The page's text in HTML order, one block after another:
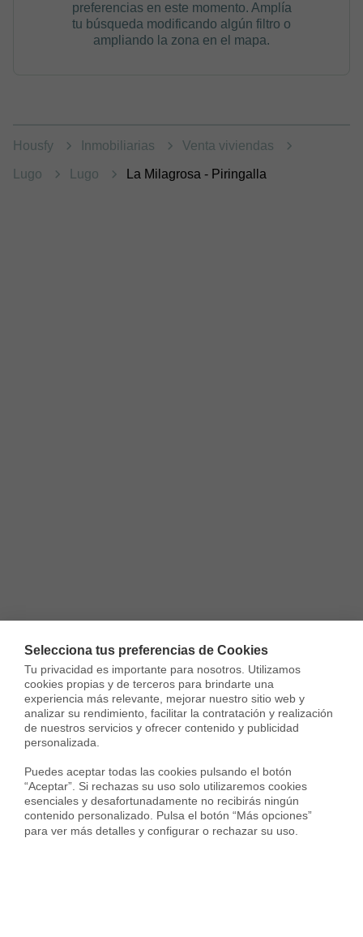
Selecciona tus preferencias de Cookies
Tu privacidad es importante para nosotros. Utilizamos
cookies propias y de terceros para brindarte una
experiencia más relevante, mejorar nuestro sitio web y
analizar su rendimiento, facilitar la contratación y realización
de nuestros servicios y ofrecer contenido y publicidad
personalizada.
Puedes aceptar todas las cookies pulsando el botón
“Aceptar”. Si rechazas su uso solo utilizaremos cookies
esenciales y desafortunadamente no recibirás ningún
contenido personalizado. Pulsa el botón “Más opciones”
para ver más detalles y configurar o rechazar su uso.
preferencias en este momento. Amplía
tu búsqueda modificando algún filtro o
ampliando la zona en el mapa.
Housfy Inmobiliarias Venta viviendas
Lugo Lugo La Milagrosa - Piringalla